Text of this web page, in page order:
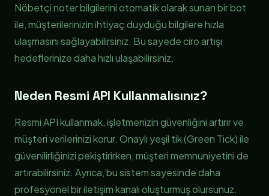
Nöbetçi noter bilgilerini otomatik olarak sunan bir bot
ile, müşterilerinizin ihtiyaç duyduğu bilgilere hızla
ulaşmasını sağlayabilirsiniz. Bu sayede ciro artışı
hedeflerinize daha hızlı ulaşabilirsiniz.
Neden Resmi API Kullanmalısınız?
Resmi API kullanmak, işletmenizin güvenliğini artırır ve
müşteri verilerinizi korur. Onaylı yeşil tik (Green Tick) ile
güvenilirliğinizi pekiştirirken, müşteri memnuniyetini de
artırabilirsiniz. Ayrıca, bu sistem sayesinde daha
profesyonel bir iletişim kanalı oluşturmuş olursunuz.